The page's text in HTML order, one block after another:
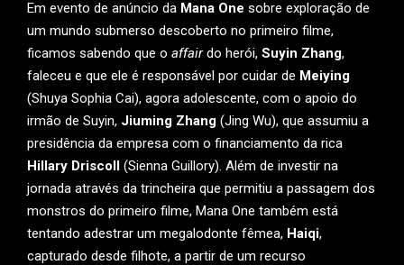
Em evento de anúncio da Mana One sobre exploração de
um mundo submerso descoberto no primeiro filme,
ficamos sabendo que o affairdo herói, Suyin Zhang,
faleceu e que ele é responsável por cuidar de Meiying
(Shuya Sophia Cai), agora adolescente, com o apoio do
irmão de Suyin, Jiuming Zhang (Jing Wu), que assumiu a
presidência da empresa com o financiamento da rica
Hillary Driscoll (Sienna Guillory). Além de investir na
jornada através da trincheira que permitiu a passagem dos
monstros do primeiro filme, Mana One também está
tentando adestrar um megalodonte fêmea, Haiqi,
capturado desde filhote, a partir de um recurso